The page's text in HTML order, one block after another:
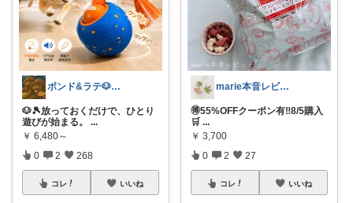
ボンド&ラテ🐶経由購入感謝です🙇
🐶🎾放っておくだけで、ひとり
遊びが始まる。
...
￥ 6,480～
0 2 268
コレ いいね
marie本音レビュー🏝️夏休み💃
🉐55%OFFクーポン有‼️8/5購入
🛒 ...
￥ 3,700
0 2 27
コレ いいね